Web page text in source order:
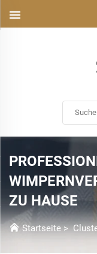
ZU HAUSE
Startseite>